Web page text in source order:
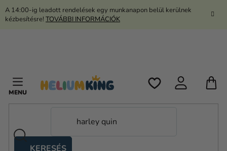
Ugrás
A 14:00-ig leadott rendelések egy munkanapon belül kerülnek
kézbesítésre! TOVÁBBI INFORMÁCIÓK
KERESÉS